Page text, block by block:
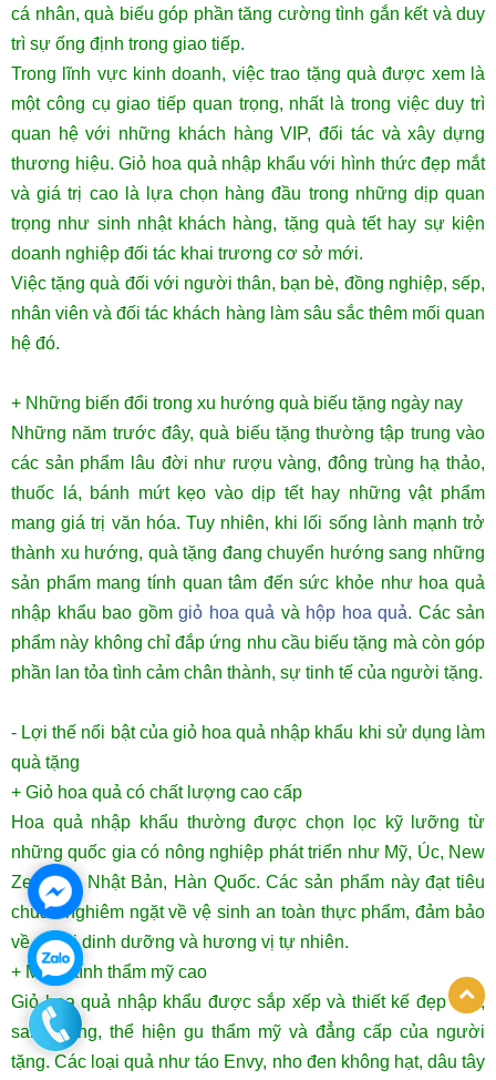
cá nhân, quà biếu góp phần tăng cường tình gắn kết và duy
trì sự ống định trong giao tiếp.
Trong lĩnh vực kinh doanh, việc trao tặng quà được xem là
một công cụ giao tiếp quan trọng, nhất là trong việc duy trì
quan hệ với những khách hàng VIP, đối tác và xây dựng
thương hiệu. Giỏ hoa quả nhập khẩu với hình thức đẹp mắt
và giá trị cao là lựa chọn hàng đầu trong những dịp quan
trọng như sinh nhật khách hàng, tặng quà tết hay sự kiện
doanh nghiệp đối tác khai trương cơ sở mới.
Việc tặng quà đối với người thân, bạn bè, đồng nghiệp, sếp,
nhân viên và đối tác khách hàng làm sâu sắc thêm mối quan
hệ đó.
+ Những biến đổi trong xu hướng quà biếu tặng ngày nay
Những năm trước đây, quà biếu tặng thường tập trung vào
các sản phẩm lâu đời như rượu vàng, đông trùng hạ thảo,
thuốc lá, bánh mứt kẹo vào dịp tết hay những vật phẩm
mang giá trị văn hóa. Tuy nhiên, khi lối sống lành mạnh trở
thành xu hướng, quà tặng đang chuyển hướng sang những
sản phẩm mang tính quan tâm đến sức khỏe như hoa quả
nhập khẩu bao gồm giỏ hoa quả và hộp hoa quả. Các sản
phẩm này không chỉ đắp ứng nhu cầu biếu tặng mà còn góp
phần lan tỏa tình cảm chân thành, sự tinh tế của người tặng.
- Lợi thế nổi bật của giỏ hoa quả nhập khẩu khi sử dụng làm
quà tặng
+ Giỏ hoa quả có chất lượng cao cấp
Hoa quả nhập khẩu thường được chọn lọc kỹ lưỡng từ
những quốc gia có nông nghiệp phát triển như Mỹ, Úc, New
Zealand, Nhật Bản, Hàn Quốc. Các sản phẩm này đạt tiêu
chuẩn nghiêm ngặt về vệ sinh an toàn thực phẩm, đảm bảo
về giá trị dinh dưỡng và hương vị tự nhiên.
+ Mang tính thẩm mỹ cao
Giỏ hoa quả nhập khẩu được sắp xếp và thiết kế đẹp mắt,
sang trọng, thể hiện gu thẩm mỹ và đẳng cấp của người
tặng. Các loại quả như táo Envy, nho đen không hạt, dâu tây